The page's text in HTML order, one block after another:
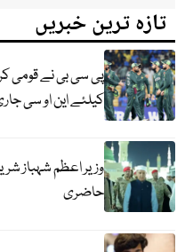
تازہ ترین خبریں
پی سی بی نے قومی
کیلئے این او سی
وزیر اعظم شہباز
حاضری